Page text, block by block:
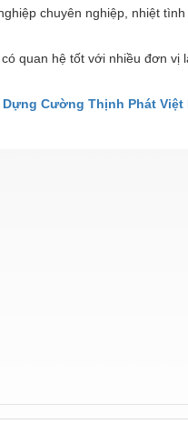
chuyên nghiệp, nhiệt
quan hệ tốt với nhiều đơn
Dựng Cường Thịnh Phát Việt